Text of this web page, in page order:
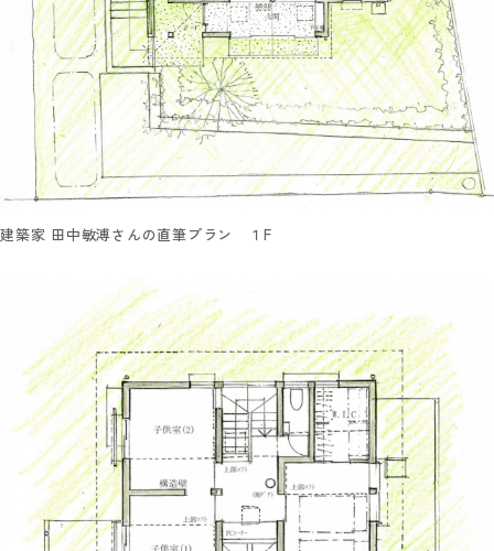
建築家 田中敏溥さんの直筆プラン １F